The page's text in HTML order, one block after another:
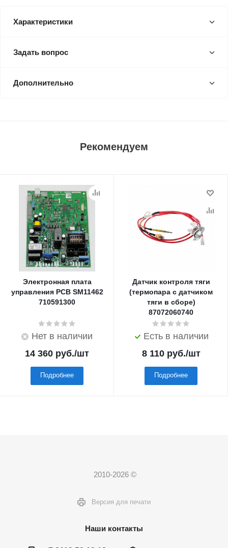
Характеристики
Задать вопрос
Дополнительно
Рекомендуем
Электронная плата
управления PCB SM11462
710591300
Нет в наличии
14 360 руб./шт
Подробнее
Датчик контроля тяги
(термопара с датчиком
тяги в сборе)
87072060740
Есть в наличии
8 110руб./шт
Подробнее
2010-2026 ©
Версия для печати
Наши контакты